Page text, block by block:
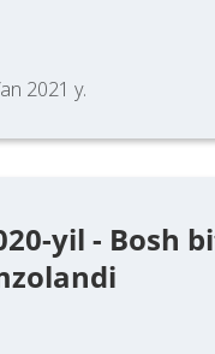
2021 y.
yil - Bosh